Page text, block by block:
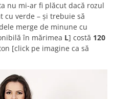
nu mi-ar fi plăcut dacă rozul
cu verde – şi trebuie să
merge de minune cu
în mărimea L] costă 120
[click pe imagine ca să